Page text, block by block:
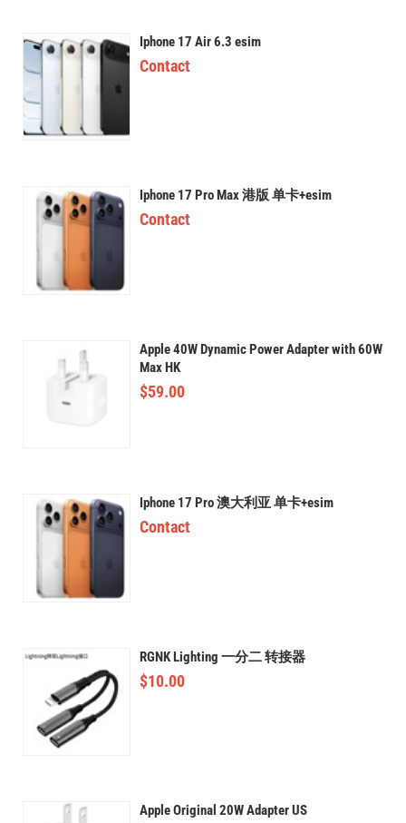
Iphone 17 Air 6.3 esim
Contact
Iphone 17 Pro Max 港版 单卡+esim
Contact
Apple 40W Dynamic Power Adapter with 60W
Max HK
$59.00
Iphone 17 Pro 澳大利亚 单卡+esim
Contact
RGNK Lighting 一分二 转接器
$10.00
Apple Original 20W Adapter US